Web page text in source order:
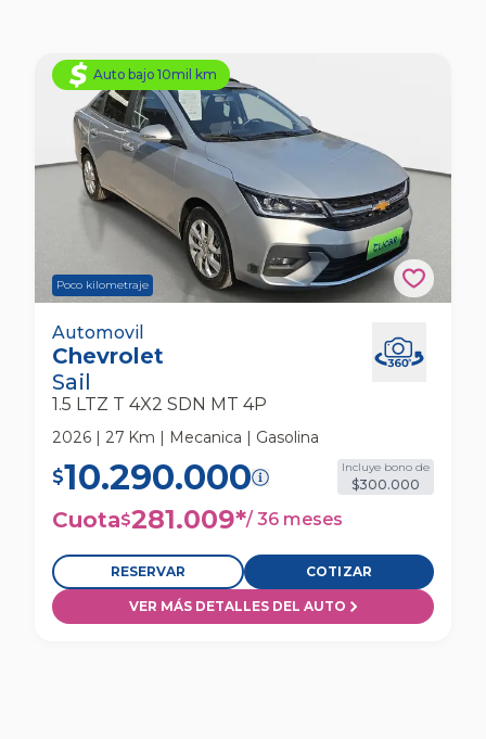
Auto bajo 10mil km
Poco kilometraje
Chevrolet Sail 1.5 Ltz T 4x2 Sdn Mt 4p
Automovil
Automovil
Chevrolet
Sail
1.5 LTZ T 4X2 SDN MT 4P
2026 | 27 Km | Mecanica | Gasolina
$10.290.000 Incluye bono de
$300.000
Cuota$281.009*/ 36 meses
RESERVAR COTIZAR
VER MÁS DETALLES DEL AUTO